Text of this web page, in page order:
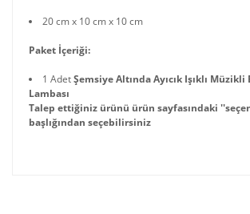
20 cm x 10 cm x 10 cm
Paket İçeriği:
1 AdetŞemsiye Altında Ayıcık Işıklı
Lambası
Talep ettiğiniz ürünü ürün sayfasındaki
başlığından seçebilirsiniz